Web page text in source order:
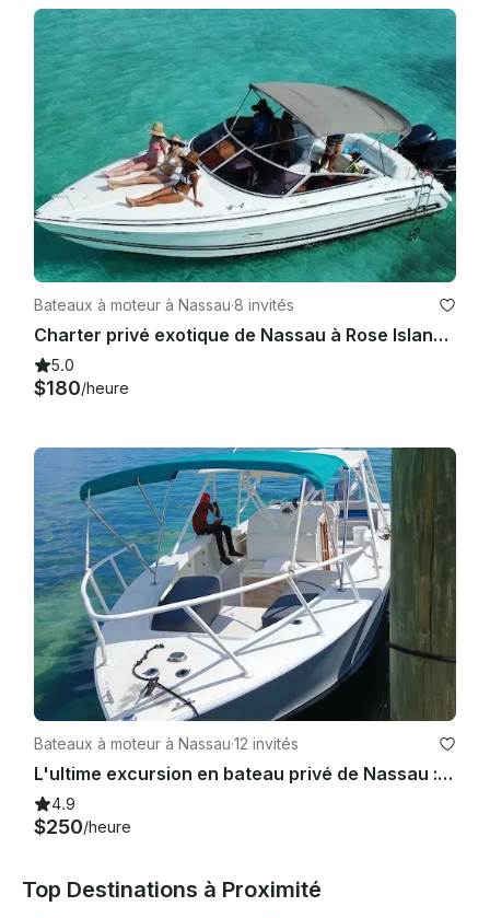
Bateaux à moteur à Nassau·8 invités
Charter privé exotique de Nassau à Rose Island, Pig Beach et plus encore !
5.0
$180/heure
Bateaux à moteur à Nassau·12 invités
L'ultime excursion en bateau privé de Nassau : plongée en apnée, baignade avec des cochons et Rose Island
4.9
$250/heure
Top Destinations à Proximité